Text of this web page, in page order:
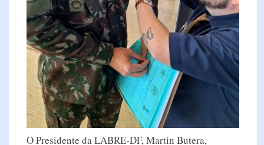
O Presidente da LABRE-DF, Martin Butera,